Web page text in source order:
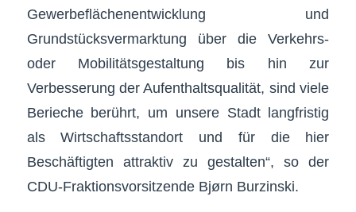
Gewerbeflächenentwicklung und
Grundstücksvermarktung über die Verkehrs-
oder Mobilitätsgestaltung bis hin zur
Verbesserung der Aufenthaltsqualität, sind viele
Berieche berührt, um unsere Stadt langfristig
als Wirtschaftsstandort und für die hier
Beschäftigten attraktiv zu gestalten“, so der
CDU-Fraktionsvorsitzende Bjørn Burzinski.